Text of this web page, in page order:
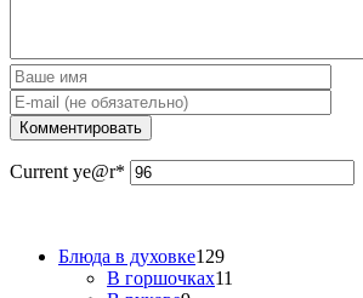
Current ye@r*
Блюда в духовке129
В горшочках11